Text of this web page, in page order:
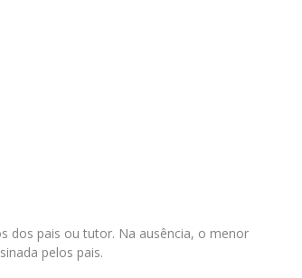
dos pais ou tutor. Na ausência, o menor
pelos pais.